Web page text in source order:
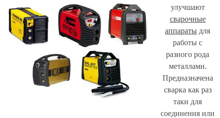
улучшают
сварочные
аппараты для
работы с
разного рода
металлами.
Предназначена
сварка как раз
таки для
соединения или